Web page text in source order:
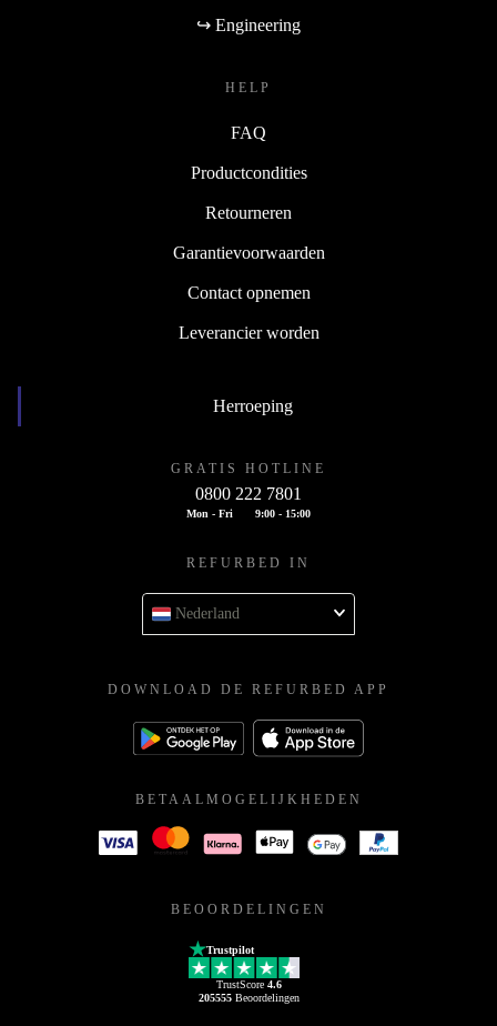
↪ Engineering
HELP
FAQ
Productcondities
Retourneren
Garantievoorwaarden
Contact opnemen
Leverancier worden
Herroeping
GRATIS HOTLINE
0800 222 7801
Mon - Fri 9:00 - 15:00
REFURBED IN
Nederland
DOWNLOAD DE REFURBED APP
BETAALMOGELIJKHEDEN
BEOORDELINGEN
Trustpilot
TrustScore 4.6
205555Beoordelingen